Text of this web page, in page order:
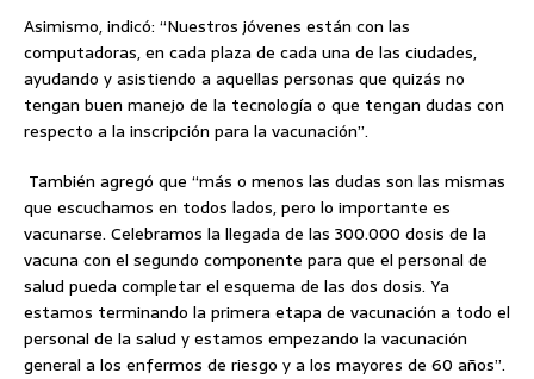
Asimismo, indicó: “Nuestros jóvenes están con las
computadoras, en cada plaza de cada una de las ciudades,
ayudando y asistiendo a aquellas personas que quizás no
tengan buen manejo de la tecnología o que tengan dudas con
respecto a la inscripción para la vacunación”.
También agregó que “más o menos las dudas son las mismas
que escuchamos en todos lados, pero lo importante es
vacunarse. Celebramos la llegada de las 300.000 dosis de la
vacuna con el segundo componente para que el personal de
salud pueda completar el esquema de las dos dosis. Ya
estamos terminando la primera etapa de vacunación a todo el
personal de la salud y estamos empezando la vacunación
general a los enfermos de riesgo y a los mayores de 60 años”.